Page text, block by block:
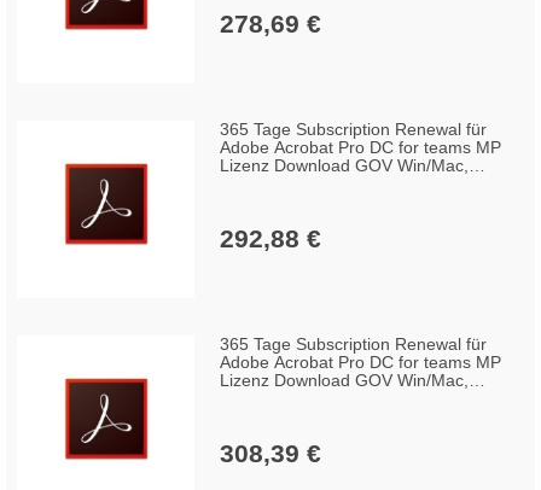
278,69 €
365 Tage Subscription Renewal für
Adobe Acrobat Pro DC for teams MP
Lizenz Download GOV Win/Mac,
292,88 €
365 Tage Subscription Renewal für
Adobe Acrobat Pro DC for teams MP
Lizenz Download GOV Win/Mac,
308,39 €